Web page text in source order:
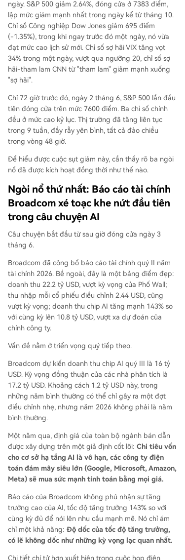
mà còn có thể tăng lãi. Kỳ vọng lãi suất tăng gâ
y áp lực nén định giá lên cổ phiếu công nghệ và
kích thích luân chuyển vốn sang tài sản an toàn
hơn. 3. **Bóng ma lạm phát từ chiến tranh Iran:*
* Giá dầu duy trì trên 90 USD/thùng do tình trạn
g bất ổn ở eo biển Hormuz tiếp tục gây áp lực l
ạm phát, khiến Fed rơi vào tình thế khó xử và hạ
n chế không gian chính sách. Ba yếu tố này cùn
g lúc tấn công vào các trụ cột niềm tin thị trườn
g: câu chuyện tăng trưởng vô hạn của AI
...
ngày. S&P 500 giảm 2.64%, đóng cửa ở 7383 điểm,
lập mức giảm mạnh nhất trong ngày kể từ tháng 10.
Chỉ số Công nghiệp Dow Jones giảm 695 điểm
(-1.35%), trong khi ngay trước đó một ngày, nó vừa
đạt mức cao lịch sử mới. Chỉ số sợ hãi VIX tăng vọt
34% trong một ngày, vượt qua ngưỡng 20, chỉ số sợ
hãi-tham lam CNN từ "tham lam" giảm mạnh xuống
"sợ hãi".
Chỉ 72 giờ trước đó, ngày 2 tháng 6, S&P 500 lần đầu
tiên đóng cửa trên mức 7600 điểm. Ba chỉ số chính
đều ở mức cao kỷ lục. Thị trường đã tăng liên tục
trong 9 tuần, đầy rẫy yên bình, tất cả đảo chiều
trong vòng 48 giờ.
Để hiểu được cuộc sụt giảm này, cần thấy rõ ba ngòi
nổ đã được kích hoạt đồng thời như thế nào.
Ngòi nổ thứ nhất: Báo cáo tài chính
Broadcom xé toạc khe nứt đầu tiên
trong câu chuyện AI
Câu chuyện bắt đầu từ sau giờ đóng cửa ngày 3
tháng 6.
Broadcom đã công bố báo cáo tài chính quý II năm
tài chính 2026. Bề ngoài, đây là một bảng điểm đẹp:
doanh thu 22.2 tỷ USD, vượt kỳ vọng của Phố Wall;
thu nhập mỗi cổ phiếu điều chỉnh 2.44 USD, cũng
vượt kỳ vọng; doanh thu chip AI tăng mạnh 143% so
với cùng kỳ lên 10.8 tỷ USD, vượt xa dự đoán của
chính công ty.
Vấn đề nằm ở triển vọng quý tiếp theo.
Broadcom dự kiến doanh thu chip AI quý III là 16 tỷ
USD. Kỳ vọng đồng thuận của các nhà phân tích là
17.2 tỷ USD. Khoảng cách 1.2 tỷ USD này, trong
những năm bình thường có thể chỉ gây ra một đợt
điều chỉnh nhẹ, nhưng năm 2026 không phải là năm
bình thường.
Một năm qua, định giá của toàn bộ ngành bán dẫn
được xây dựng trên một giả định cốt lõi: Chi tiêu vốn
cho cơ sở hạ tầng AI là vô hạn, các công ty điện
toán đám mây siêu lớn (Google, Microsoft, Amazon,
Meta) sẽ mua sức mạnh tính toán bằng mọi giá.
Báo cáo của Broadcom không phủ nhận sự tăng
trưởng cao của AI, tốc độ tăng trưởng 143% so với
cùng kỳ đủ để nói lên nhu cầu mạnh mẽ. Nó chỉ ám
chỉ một khả năng: Độ dốc của tốc độ tăng trưởng,
có lẽ không dốc như những kỳ vọng lạc quan nhất.
Chi tiết chí tử hơn xuất hiện trong cuộc họp điện